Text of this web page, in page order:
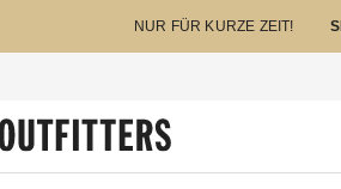
NUR FÜR KURZE ZEIT!